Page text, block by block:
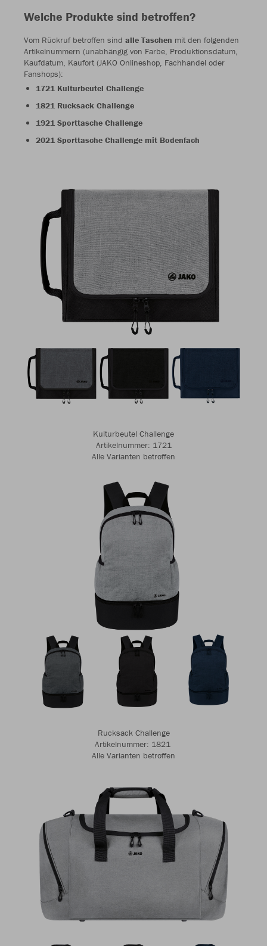
Welche Produkte sind betroffen?
Vom Rückruf betroffen sind alle Taschen mit den folgenden
Artikelnummern (unabhängig von Farbe, Produktionsdatum,
Kaufdatum, Kaufort (JAKO Onlineshop, Fachhandel oder
Fanshops):
1721 Kulturbeutel Challenge
1821 Rucksack Challenge
1921 Sporttasche Challenge
2021 Sporttasche Challenge mit Bodenfach
Kulturbeutel Challenge
Artikelnummer: 1721
Alle Varianten betroffen
Rucksack Challenge
Artikelnummer: 1821 ​​​​​​
Alle Varianten betroffen